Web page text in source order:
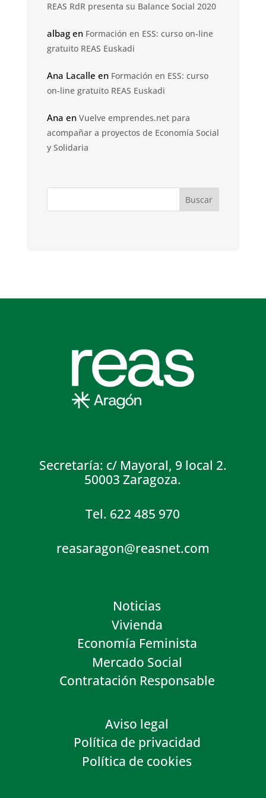
REAS RdR presenta su Balance Social 2020
albagen Formación en ESS: curso on-line
gratuito REAS Euskadi
Ana Lacalle en Formación en ESS: curso
on-line gratuito REAS Euskadi
Ana en Vuelve emprendes.net para
acompañar a proyectos de Economía Social
y Solidaria
Secretaría: c/ Mayoral, 9 local 2.
50003 Zaragoza.
Tel. 622 485 970
reasaragon@reasnet.com
Noticias
Vivienda
Economía Feminista
Mercado Social
Contratación Responsable
Aviso legal
Política de privacidad
Política de cookies